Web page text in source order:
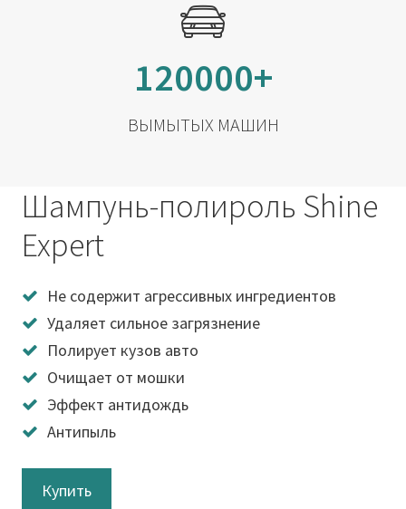
120000+
ВЫМЫТЫХ МАШИН
Шампунь-полироль Shine
Expert
Не содержит агрессивных ингредиентов
Удаляет сильное загрязнение
Полирует кузов авто
Очищает от мошки
Эффект антидождь
Антипыль
Купить